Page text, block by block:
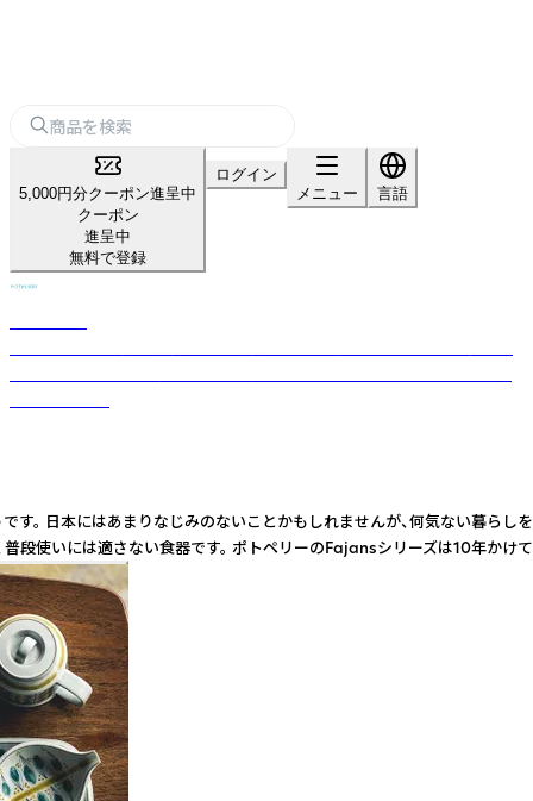
5,000円分クーポン進呈中
クーポン
進呈中
無料で登録
ログイン
メニュー
言語
日本にはあまりなじみのないことかもしれませんが、何気ない暮
使いには適さない食器です。 ポトペリーのFajansシリーズは10